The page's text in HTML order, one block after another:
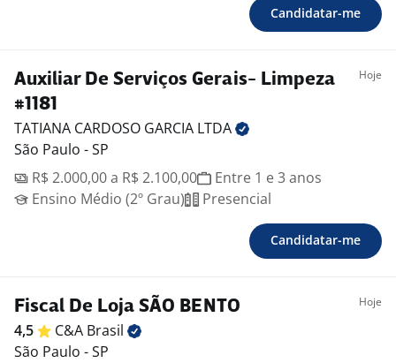
Candidatar-me
Auxiliar De Serviços Gerais- Limpeza
#1181
Hoje
TATIANA CARDOSO GARCIA LTDA
São Paulo - SP
R$ 2.000,00 a R$ 2.100,00
Entre 1 e 3 anos
Ensino Médio (2º Grau)
Presencial
Candidatar-me
Fiscal De Loja SÃO BENTO Hoje
4,5 C&A Brasil
São Paulo - SP